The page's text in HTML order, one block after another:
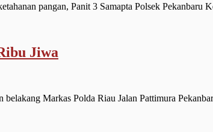
pangan, Panit 3 Samapta Polsek Pekanbaru
Jiwa
Markas Polda Riau Jalan Pattimura